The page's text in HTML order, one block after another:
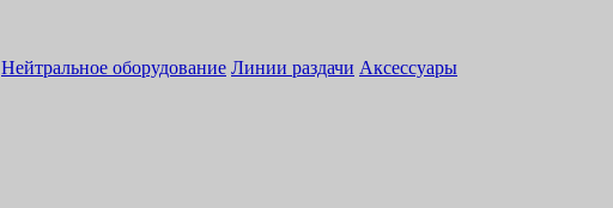
Нейтральное оборудование Линии раздачи Аксессуары